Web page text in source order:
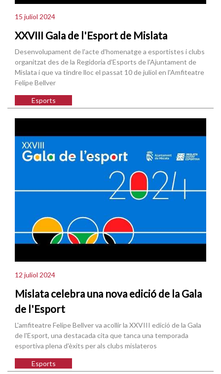
15 juliol 2024
XXVIII Gala de l'Esport de Mislata
Desenvolupament de l'acte d'homenatge a esportistes i clubs
organitzat des de la Regidoria d'Esports de l'Ajuntament de
Mislata i que va tindre lloc el passat 10 de juliol en l'Amfiteatre
Felipe Bellver
Esports
12 juliol 2024
Mislata celebra una nova edició de la Gala
de l'Esport
L'amfiteatre Felipe Bellver va acollir la XXVIII edició de la Gala
de l'Esport, una destacada cita que tanca una temporada
esportiva plena d'èxits per als clubs mislateros
Esports